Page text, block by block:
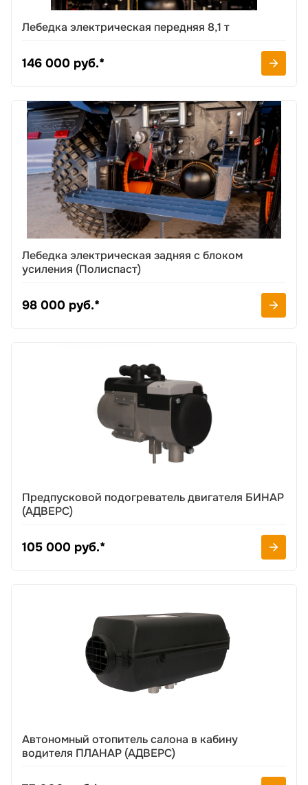
Лебедка электрическая передняя 8,1 т
146 000 руб.*
Лебедка электрическая задняя с блоком
усиления (Полиспаст)
98 000 руб.*
Предпусковой подогреватель двигателя БИНАР
(АДВЕРС)
105 000 руб.*
Автономный отопитель салона в кабину
водителя ПЛАНАР (АДВЕРС)